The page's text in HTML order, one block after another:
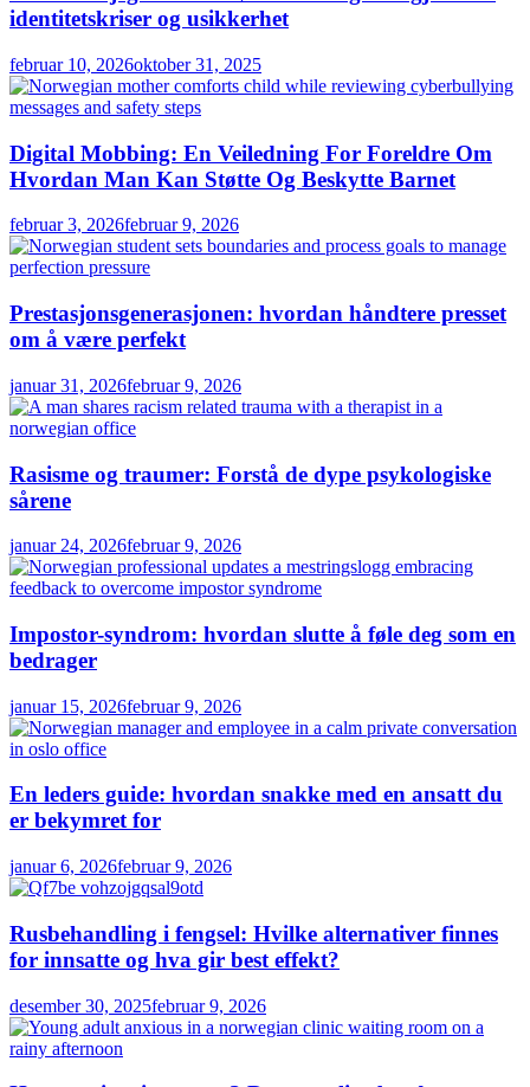
identitetskriser og usikkerhet
februar 10, 2026oktober 31, 2025
Digital Mobbing: En Veiledning For Foreldre Om
Hvordan Man Kan Støtte Og Beskytte Barnet
februar 3, 2026februar 9, 2026
Prestasjonsgenerasjonen: hvordan håndtere presset
om å være perfekt
januar 31, 2026februar 9, 2026
Rasisme og traumer: Forstå de dype psykologiske
sårene
januar 24, 2026februar 9, 2026
Impostor-syndrom: hvordan slutte å føle deg som en
bedrager
januar 15, 2026februar 9, 2026
En leders guide: hvordan snakke med en ansatt du
er bekymret for
januar 6, 2026februar 9, 2026
Rusbehandling i fengsel: Hvilke alternativer finnes
for innsatte og hva gir best effekt?
desember 30, 2025februar 9, 2026